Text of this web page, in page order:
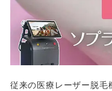
従来の医療レーザー脱毛